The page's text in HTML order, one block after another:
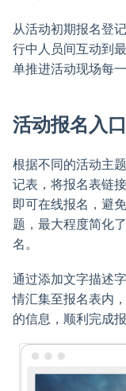
从活动初期报名登
行中人员间互动到
单推进活动现场每
活动报名入口
根据不同的活动主
记表，将报名表链
即可在线报名，避
题，最大程度简化
名。
通过添加文字描述
情汇集至报名表内
的信息，顺利完成